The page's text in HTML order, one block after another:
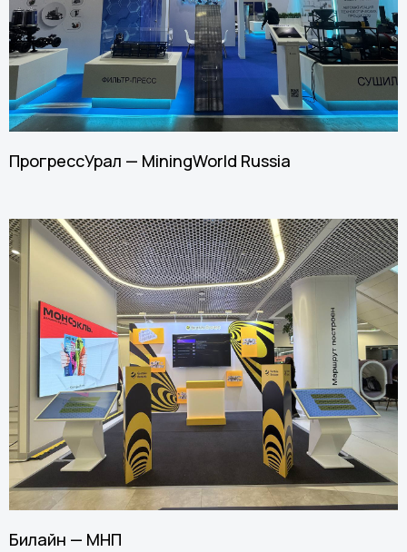
ПрогрессУрал — MiningWorld Russia
Билайн — МНП